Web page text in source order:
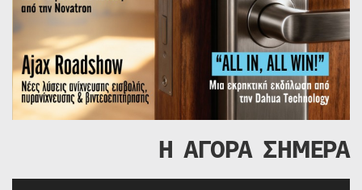
Η ΑΓΟΡΑ ΣΗΜΕΡΑ